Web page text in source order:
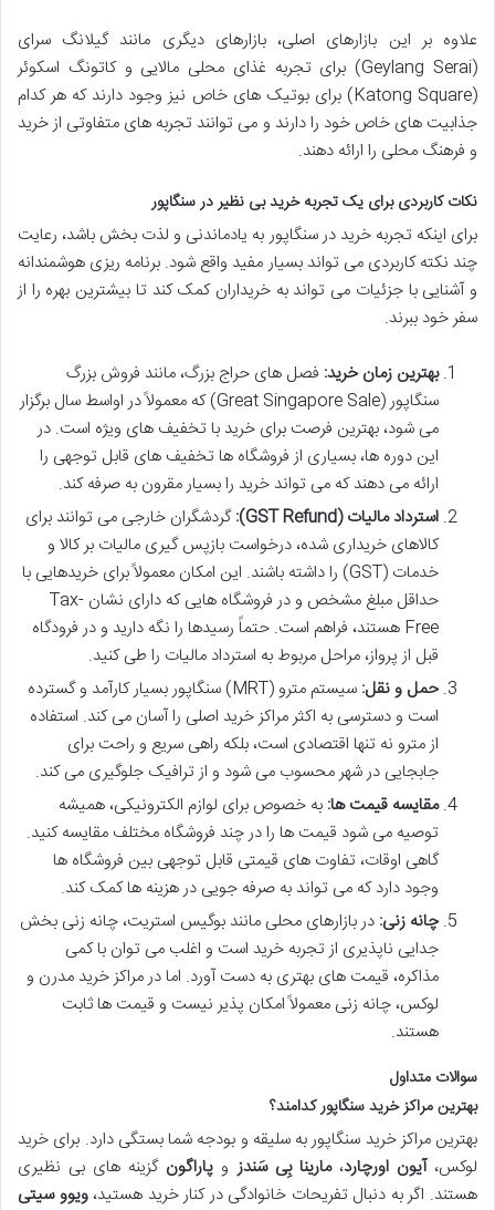
علاوه بر این بازارهای اصلی، بازارهای دیگری مانند گیلانگ سرای
(Geylang Serai) برای تجربه غذای محلی مالایی و کاتونگ اسکوئر
(Katong Square) برای بوتیک های خاص نیز وجود دارند که هر کدام
جذابیت های خاص خود را دارند و می توانند تجربه های متفاوتی از خرید
و فرهنگ محلی را ارائه دهند.
نکات کاربردی برای یک تجربه خرید بی نظیر در سنگاپور
برای اینکه تجربه خرید در سنگاپور به یادماندنی و لذت بخش باشد، رعایت
چند نکته کاربردی می تواند بسیار مفید واقع شود. برنامه ریزی هوشمندانه
و آشنایی با جزئیات می تواند به خریداران کمک کند تا بیشترین بهره را از
سفر خود ببرند.
بهترین زمان خرید: فصل های حراج بزرگ، مانند فروش بزرگ
سنگاپور (Great Singapore Sale) که معمولاً در اواسط سال برگزار
می شود، بهترین فرصت برای خرید با تخفیف های ویژه است. در
این دوره ها، بسیاری از فروشگاه ها تخفیف های قابل توجهی را
ارائه می دهند که می تواند خرید را بسیار مقرون به صرفه کند.
استرداد مالیات (GST Refund):
گردشگران خارجی می توانند برای
کالاهای خریداری شده، درخواست بازپس گیری مالیات بر کالا و
خدمات (GST) را داشته باشند. این امکان معمولاً برای خریدهایی با
حداقل مبلغ مشخص و در فروشگاه هایی که دارای نشان Tax-
Free هستند، فراهم است. حتماً رسیدها را نگه دارید و در فرودگاه
قبل از پرواز، مراحل مربوط به استرداد مالیات را طی کنید.
حمل و نقل:
سیستم مترو (MRT) سنگاپور بسیار کارآمد و گسترده
است و دسترسی به اکثر مراکز خرید اصلی را آسان می کند. استفاده
از مترو نه تنها اقتصادی است، بلکه راهی سریع و راحت برای
جابجایی در شهر محسوب می شود و از ترافیک جلوگیری می کند.
مقایسه قیمت ها: به خصوص برای لوازم الکترونیکی، همیشه
توصیه می شود قیمت ها را در چند فروشگاه مختلف مقایسه کنید.
گاهی اوقات، تفاوت های قیمتی قابل توجهی بین فروشگاه ها
وجود دارد که می تواند به صرفه جویی در هزینه ها کمک کند.
چانه زنی: در بازارهای محلی مانند بوگیس استریت، چانه زنی بخش
جدایی ناپذیری از تجربه خرید است و اغلب می توان با کمی
مذاکره، قیمت های بهتری به دست آورد. اما در مراکز خرید مدرن و
لوکس، چانه زنی معمولاً امکان پذیر نیست و قیمت ها ثابت
هستند.
سوالات متداول
بهترین مراکز خرید سنگاپور کدامند؟
بهترین مراکز خرید سنگاپور به سلیقه و بودجه شما بستگی دارد. برای خرید
لوکس،آیون اورچارد،مارینا بِی سَندز و پاراگون گزینه های بی نظیری
هستند. اگر به دنبال تفریحات خانوادگی در کنار خرید هستید،ویوو سیتی